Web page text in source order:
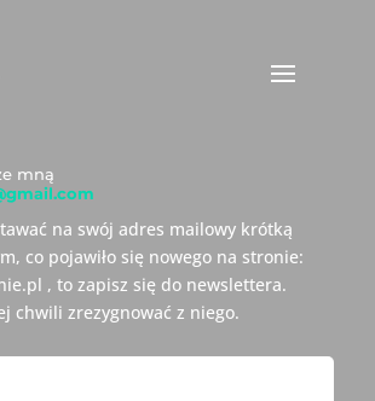
mną
na swój adres mailowy krótką
co pojawiło się nowego na stronie:
, to zapisz się do newslettera.
chwili zrezygnować z niego.